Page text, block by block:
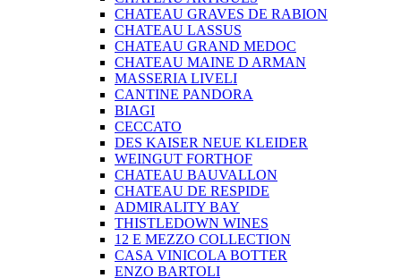
CHATEAU GRAVES DE RABION
CHATEAU LASSUS
CHATEAU GRAND MEDOC
CHATEAU MAINE D ARMAN
MASSERIA LIVELI
CANTINE PANDORA
BIAGI
CECCATO
DES KAISER NEUE KLEIDER
WEINGUT FORTHOF
CHATEAU BAUVALLON
CHATEAU DE RESPIDE
ADMIRALITY BAY
THISTLEDOWN WINES
12 E MEZZO COLLECTION
CASA VINICOLA BOTTER
ENZO BARTOLI